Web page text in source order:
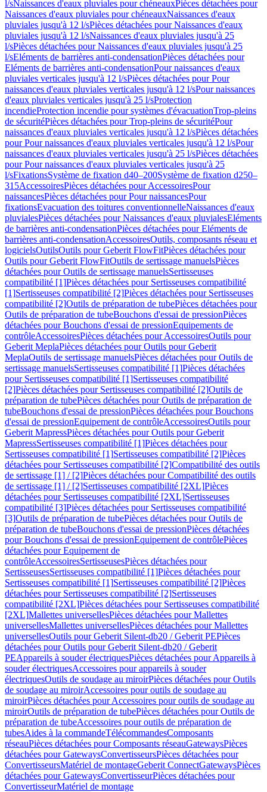
l/sNaissances d'eaux pluviales pour chéneauxPièces détachées pour
Naissances d'eaux pluviales pour chéneauxNaissances d'eaux
pluviales jusqu'à 12 l/sPièces détachées pour Naissances d'eaux
pluviales jusqu'à 12 l/sNaissances d'eaux pluviales jusqu'à 25
l/sPièces détachées pour Naissances d'eaux pluviales jusqu'à 25
l/sEléments de barrières anti-condensationPièces détachées pour
Eléments de barrières anti-condensationPour naissances d'eaux
pluviales verticales jusqu'à 12 l/sPièces détachées pour Pour
naissances d'eaux pluviales verticales jusqu'à 12 l/sPour naissances
d'eaux pluviales verticales jusqu'à 25 l/sProtection
incendieProtection incendie pour systèmes d'évacuationTrop-pleins
de sécuritéPièces détachées pour Trop-pleins de sécuritéPour
naissances d'eaux pluviales verticales jusqu'à 12 l/sPièces détachées
pour Pour naissances d'eaux pluviales verticales jusqu'à 12 l/sPour
naissances d'eaux pluviales verticales jusqu'à 25 l/sPièces détachées
pour Pour naissances d'eaux pluviales verticales jusqu'à 25
l/sFixationsSystème de fixation d40–200Système de fixation d250–
315AccessoiresPièces détachées pour AccessoiresPour
naissancesPièces détachées pour Pour naissancesPour
fixationsEvacuation des toitures conventionnelleNaissances d'eaux
pluvialesPièces détachées pour Naissances d'eaux pluvialesEléments
de barrières anti-condensationPièces détachées pour Eléments de
barrières anti-condensationAccessoiresOutils, composants réseau et
logicielsOutilsOutils pour Geberit FlowFitPièces détachées pour
Outils pour Geberit FlowFitOutils de sertissage manuelsPièces
détachées pour Outils de sertissage manuelsSertisseuses
compatibilité [1]Pièces détachées pour Sertisseuses compatibilité
[1]Sertisseuses compatibilité [2]Pièces détachées pour Sertisseuses
compatibilité [2]Outils de préparation de tubePièces détachées pour
Outils de préparation de tubeBouchons d'essai de pressionPièces
détachées pour Bouchons d'essai de pressionEquipements de
contrôleAccessoiresPièces détachées pour AccessoiresOutils pour
Geberit MeplaPièces détachées pour Outils pour Geberit
MeplaOutils de sertissage manuelsPièces détachées pour Outils de
sertissage manuelsSertisseuses compatibilité [1]Pièces détachées
pour Sertisseuses compatibilité [1]Sertisseuses compatibilité
[2]Pièces détachées pour Sertisseuses compatibilité [2]Outils de
préparation de tubePièces détachées pour Outils de préparation de
tubeBouchons d'essai de pressionPièces détachées pour Bouchons
d'essai de pressionEquipement de contrôleAccessoiresOutils pour
Geberit MapressPièces détachées pour Outils pour Geberit
MapressSertisseuses compatibilité [1]Pièces détachées pour
Sertisseuses compatibilité [1]Sertisseuses compatibilité [2]Pièces
détachées pour Sertisseuses compatibilité [2]Compatibilité des outils
de sertissage [1] / [2]Pièces détachées pour Compatibilité des outils
de sertissage [1] / [2]Sertisseuses compatibilité [2XL]Pièces
détachées pour Sertisseuses compatibilité [2XL]Sertisseuses
compatibilité [3]Pièces détachées pour Sertisseuses compatibilité
[3]Outils de préparation de tubePièces détachées pour Outils de
préparation de tubeBouchons d'essai de pressionPièces détachées
pour Bouchons d'essai de pressionEquipement de contrôlePièces
détachées pour Equipement de
contrôleAccessoiresSertisseusesPièces détachées pour
SertisseusesSertisseuses compatibilité [1]Pièces détachées pour
Sertisseuses compatibilité [1]Sertisseuses compatibilité [2]Pièces
détachées pour Sertisseuses compatibilité [2]Sertisseuses
compatibilité [2XL]Pièces détachées pour Sertisseuses compatibilité
[2XL]Mallettes universellesPièces détachées pour Mallettes
universellesMallettes universellesPièces détachées pour Mallettes
universellesOutils pour Geberit Silent-db20 / Geberit PEPièces
détachées pour Outils pour Geberit Silent-db20 / Geberit
PEAppareils à souder électriquesPièces détachées pour Appareils à
souder électriquesAccessoires pour appareils à souder
électriquesOutils de soudage au miroirPièces détachées pour Outils
de soudage au miroirAccessoires pour outils de soudage au
miroirPièces détachées pour Accessoires pour outils de soudage au
miroirOutils de préparation de tubePièces détachées pour Outils de
préparation de tubeAccessoires pour outils de préparation de
tubesAides à la commandeTélécommandesComposants
réseauPièces détachées pour Composants réseauGatewaysPièces
détachées pour GatewaysConvertisseursPièces détachées pour
ConvertisseursMatériel de montageGeberit ConnectGatewaysPièces
détachées pour GatewaysConvertisseurPièces détachées pour
ConvertisseurMatériel de montage